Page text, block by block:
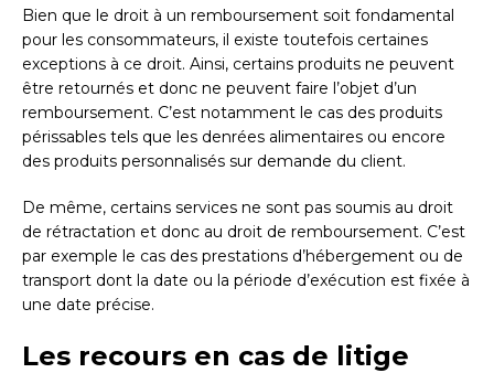
Bien que le droit à un remboursement soit fondamental
pour les consommateurs, il existe toutefois certaines
exceptions à ce droit. Ainsi, certains produits ne peuvent
être retournés et donc ne peuvent faire l’objet d’un
remboursement. C’est notamment le cas des produits
périssables tels que les denrées alimentaires ou encore
des produits personnalisés sur demande du client.
De même, certains services ne sont pas soumis au droit
de rétractation et donc au droit de remboursement. C’est
par exemple le cas des prestations d’hébergement ou de
transport dont la date ou la période d’exécution est fixée à
une date précise.
Les recours en cas de litige